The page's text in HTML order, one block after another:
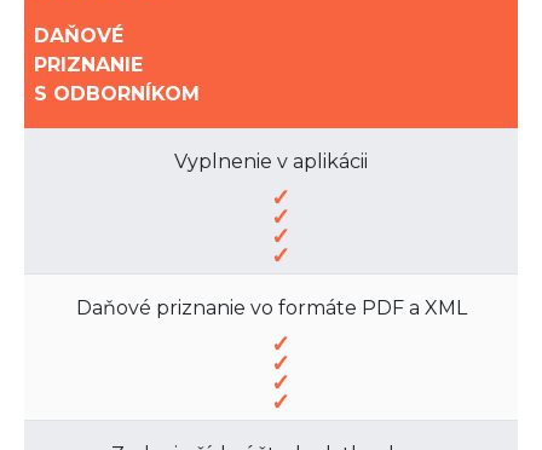
DAŇOVÉ
PRIZNANIE
S ODBORNÍKOM
Vyplnenie v aplikácii
Daňové priznanie vo formáte PDF a XML